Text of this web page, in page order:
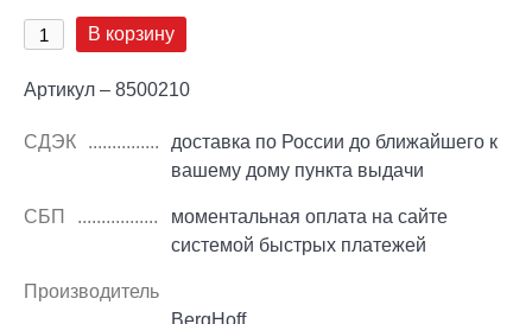
В корзину
Артикул – 8500210
СДЭК
доставка по России до ближайшего к
вашему дому пункта выдачи
СБП
моментальная оплата на сайте
системой быстрых платежей
Производитель
BergHoff